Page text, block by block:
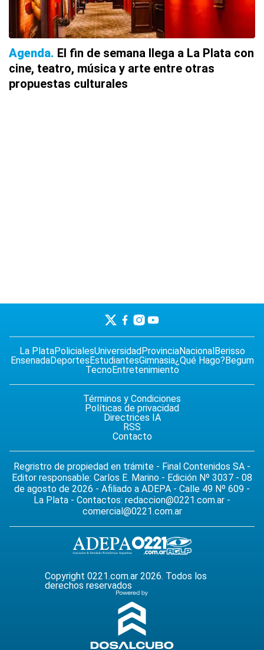
Agenda El fin de semana llega a La Plata con
cine, teatro, música y arte entre otras
propuestas culturales
La PlataPolicialesUniversidadProvinciaNacionalBerisso
EnsenadaDeportesEstudiantesGimnasia¿Qué Hago?Begum
TecnoEntretenimiento
Términos y Condiciones
Políticas de privacidad
Directrices IA
RSS
Contacto
Regristro de propiedad en trámite - Final Contenidos SA -
Editor responsable: Carlos E. Marino - Edición Nº 3037 - 08
de agosto de 2026 - Afiliado a ADEPA - Calle 49 Nº 609 -
La Plata - Contactos: redaccion@0221.com.ar -
comercial@0221.com.ar
Copyright 0221.com.ar 2026. Todos los
derechos reservados